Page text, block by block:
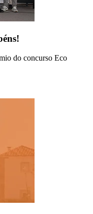
do concurso Eco